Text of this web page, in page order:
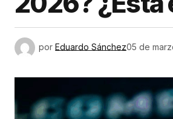
por Eduardo Sánchez05 de